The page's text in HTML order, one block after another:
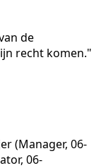
de
recht komen."
(Manager, 06-
06-